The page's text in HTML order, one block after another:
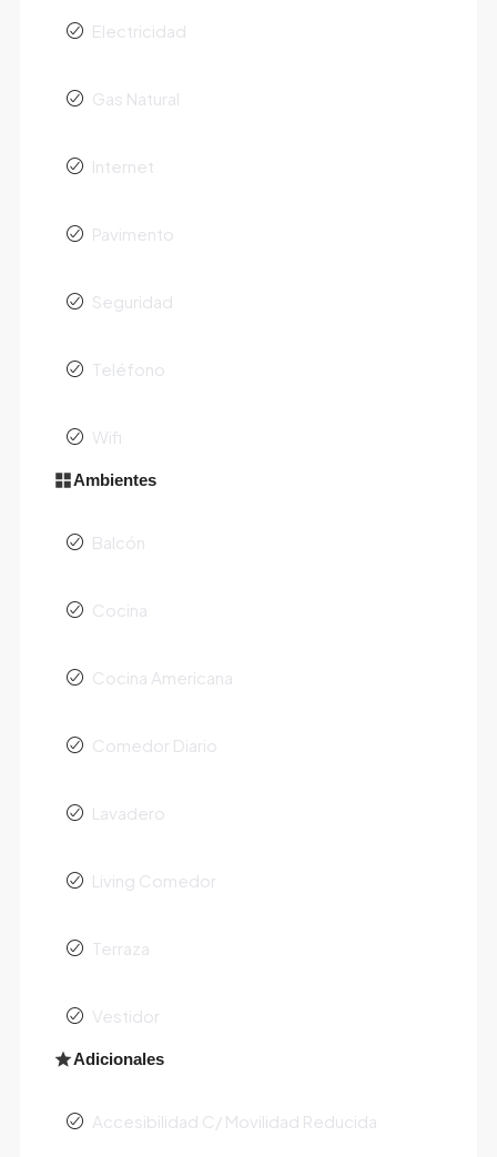
Electricidad
Gas Natural
Internet
Pavimento
Seguridad
Teléfono
Wifi
Ambientes
Balcón
Cocina
Cocina Americana
Comedor Diario
Lavadero
Living Comedor
Terraza
Vestidor
Adicionales
Accesibilidad C/ Movilidad Reducida